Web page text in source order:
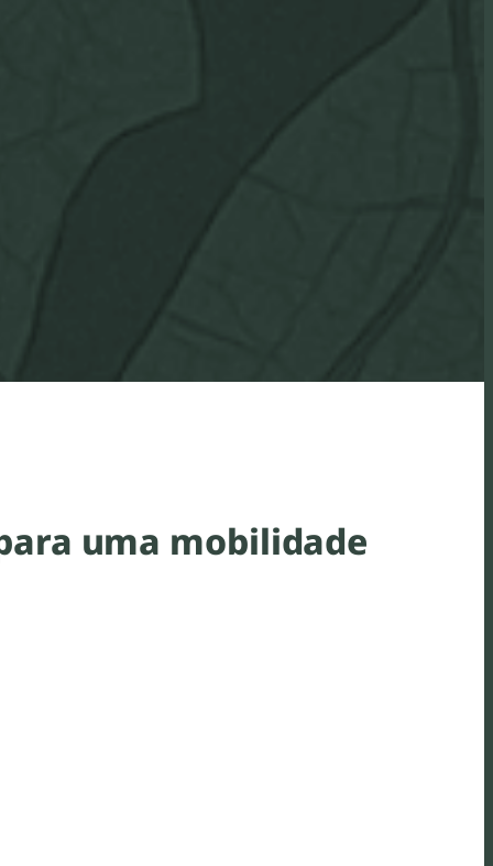
uma mobilidade